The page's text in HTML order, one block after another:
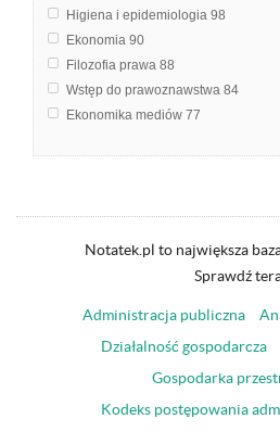
Higiena i epidemiologia 98
Ekonomia 90
Filozofia prawa 88
Wstęp do prawoznawstwa 84
Ekonomika mediów 77
Mikrobiologia jamy ustnej55
Międzynarodowa ochrona
Prawo międzynarodowe publiczne
Public relations
38
Prawo międzynarodowe
Postępowanie administracyjne 33
Notatek.pl to największa
Sprawdź
Administracja publiczna
Działalność gospodarcza
Gospodarka
Kodeks postępowania